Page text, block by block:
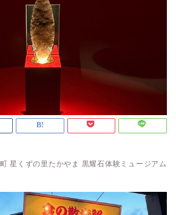
星くずの里たかやま 黒耀石体験ミュージアム